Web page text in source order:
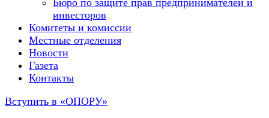
Бюро по защите прав предпринимателей и
инвесторов
Комитеты и комиссии
Местные отделения
Новости
Газета
Контакты
Вступить в «ОПОРУ»